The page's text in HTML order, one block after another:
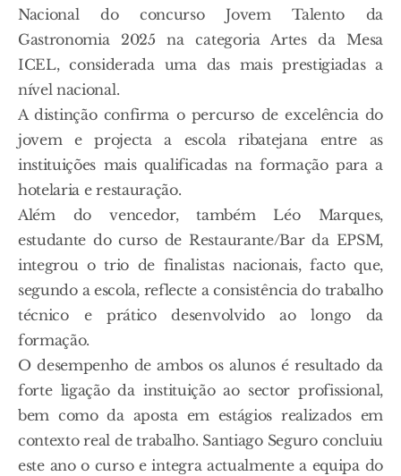
Nacional do concurso Jovem Talento da
Gastronomia 2025 na categoria Artes da Mesa
ICEL, considerada uma das mais prestigiadas a
nível nacional.
A distinção confirma o percurso de excelência do
jovem e projecta a escola ribatejana entre as
instituições mais qualificadas na formação para a
hotelaria e restauração.
Além do vencedor, também Léo Marques,
estudante do curso de Restaurante/Bar da EPSM,
integrou o trio de finalistas nacionais, facto que,
segundo a escola, reflecte a consistência do trabalho
técnico e prático desenvolvido ao longo da
formação.
O desempenho de ambos os alunos é resultado da
forte ligação da instituição ao sector profissional,
bem como da aposta em estágios realizados em
contexto real de trabalho. Santiago Seguro concluiu
este ano o curso e integra actualmente a equipa do